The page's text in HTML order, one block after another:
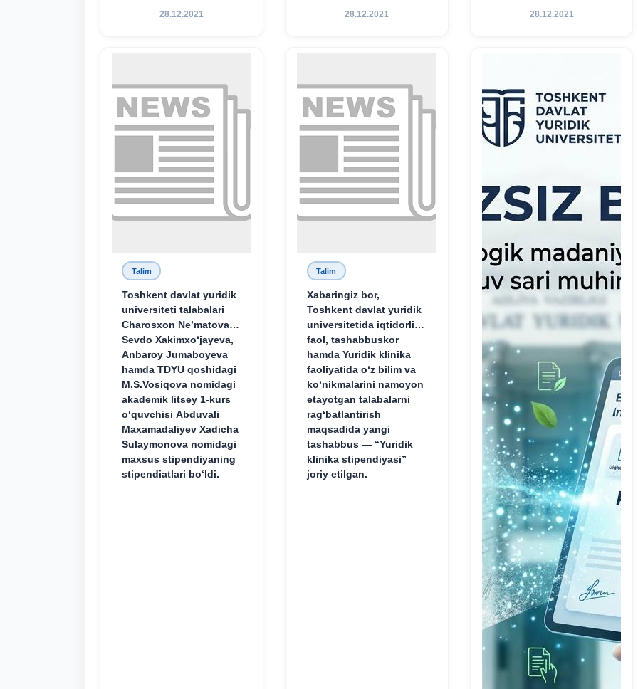
amaliy konferensiyasi
28.12.2021 28.12.2021
yo‘li — ilm-fanga,
28.12.2021
Talim
Toshkent davlat yuridik
universiteti talabalari
Charosxon Ne’matova,
Sevdo Xakimxo‘jayeva,
Anbaroy Jumaboyeva
hamda TDYU qoshidagi
M.S.Vosiqova nomidagi
akademik litsey 1-kurs
o‘quvchisi Abduvali
Maxamadaliyev Xadicha
Sulaymonova nomidagi
maxsus stipendiyaning
stipendiatlari bo‘ldi.
Talim
Xabaringiz bor,
Toshkent davlat yuridik
universitetida iqtidorli,
faol, tashabbuskor
hamda Yuridik klinika
faoliyatida o‘z bilim va
ko‘nikmalarini namoyon
etayotgan talabalarni
rag‘batlantirish
maqsadida yangi
tashabbus — “Yuridik
klinika stipendiyasi”
joriy etilgan.